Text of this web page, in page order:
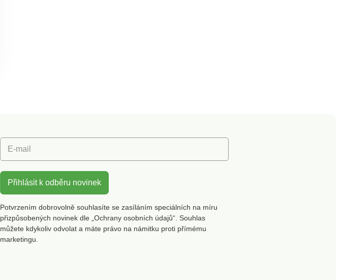
E-mail
Přihlásit k odběru novinek
Potvrzením dobrovolně souhlasíte se zasíláním speciálních na míru
přizpůsobených novinek dle „Ochrany osobních údajů“. Souhlas
můžete kdykoliv odvolat a máte právo na námitku proti přímému
marketingu.